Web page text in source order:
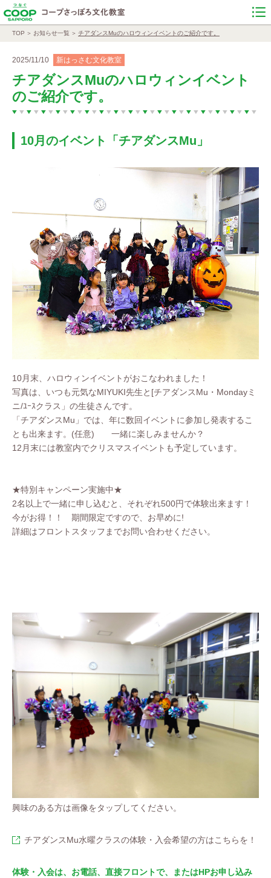
TOP お知らせ一覧 チアダンスMuのハロウィンイベントのご紹介です。
2025/11/10 新はっさむ文化教室
チアダンスMuのハロウィンイベント
のご紹介です。
10月のイベント「チアダンスMu」
10月末、ハロウィンイベントがおこなわれました！
写真は、いつも元気なMIYUKI先生と[チアダンスMu・Mondayミ
ニ/ﾕｰｽクラス」の生徒さんです。
「チアダンスMu」では、年に数回イベントに参加し発表するこ
とも出来ます。(任意) 一緒に楽しみませんか？
12月末には教室内でクリスマスイベントも予定しています。
★特別キャンペーン実施中★
2名以上で一緒に申し込むと、それぞれ500円で体験出来ます！
今がお得！！ 期間限定ですので、お早めに!
詳細はフロントスタッフまでお問い合わせください。
興味のある方は画像をタップしてください。
チアダンスMu水曜クラスの体験・入会希望の方はこちらを！
体験・入会は、お電話、直接フロントで、またはHPお申し込み